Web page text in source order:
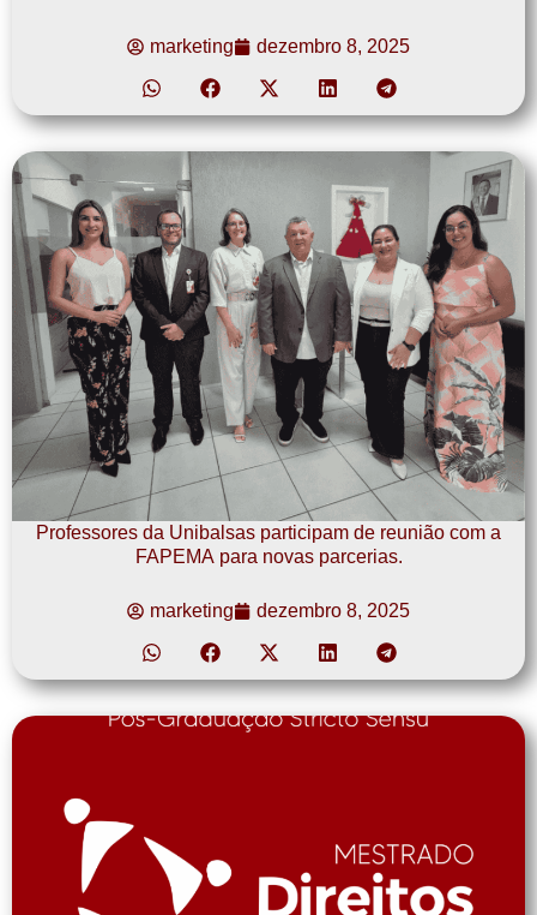
marketing dezembro 8, 2025
Professores da Unibalsas participam de reunião com a
FAPEMA para novas parcerias.
marketing dezembro 8, 2025